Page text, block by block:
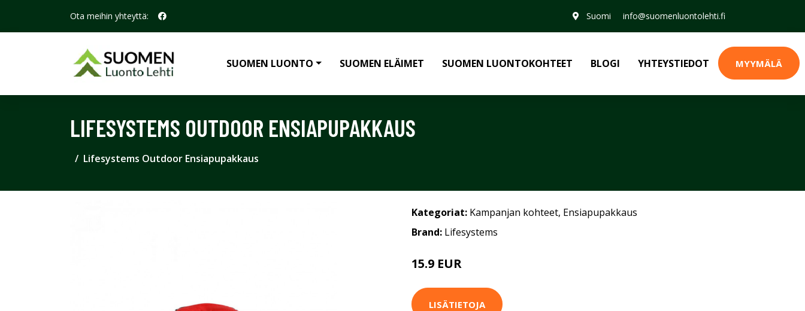
Ota meihin yhteyttä: Suomi info@suomenluontolehti.fi
SUOMEN LUONTO SUOMEN ELÄIMET SUOMEN LUONTOKOHTEET BLOGI YHTEYSTIEDOT MYYMÄLÄ
LIFESYSTEMS OUTDOOR ENSIAPUPAKKAUS
Lifesystems Outdoor Ensiapupakkaus
Kategoriat: Kampanjan kohteet, Ensiapupakkaus
Brand: Lifesystems
15.9 EUR
LISÄTIETOJA